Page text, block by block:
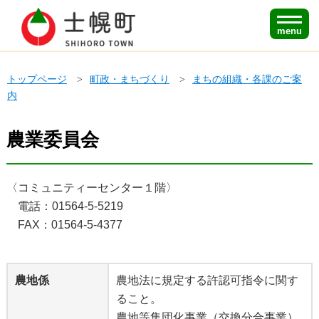
menu
トップページ 町政・まちづくり
まちの組織・各課のご案
内
農業委員会
〈コミュニティーセンター１階〉
電話：01564-5-5219
FAX：01564-5-4377
農地係
農地法に規定する許認可指令に関す
ること。